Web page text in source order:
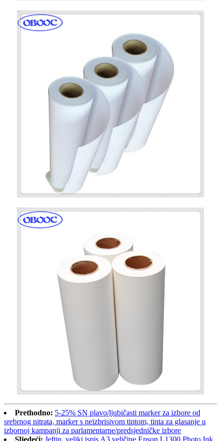
Prethodno: 5-25% SN plavo/ljubičasti marker za izbore od
srebrnog nitrata, marker s neizbrisivom tintom, tinta za glasanje u
izbornoj kampanji za parlamentarne/predsjedničke izbore